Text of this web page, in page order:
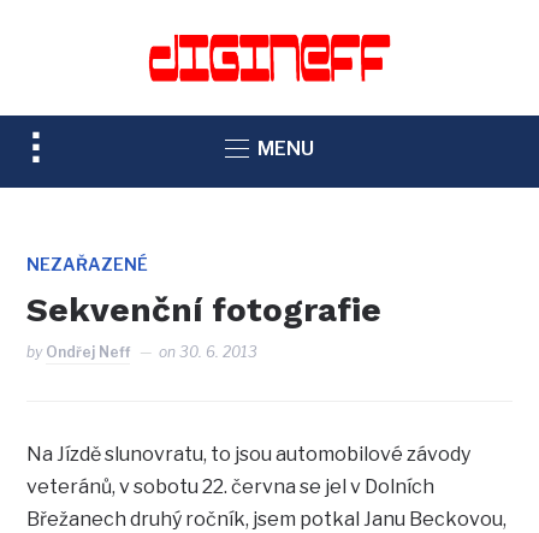
TOGGLE
SIDEBAR
NAVIGATION
MENU
NEZAŘAZENÉ
Sekvenční fotografie
by Ondřej Neff on30. 6. 2013
Na Jízdě slunovratu, to jsou automobilové závody
veteránů, v sobotu 22. června se jel v Dolních
Břežanech druhý ročník, jsem potkal Janu Beckovou,